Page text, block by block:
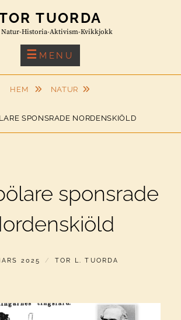
TUORDA
Natur-Historia-Aktivism-Kvikkjokk
MENU
HEM NATUR
SPONSRADE NORDENSKIÖLD
sponsrade
2025 AV
TOR L. TUORDA